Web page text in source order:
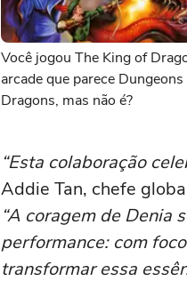
Você jogou The King of
arcade que parece
Dragons, mas não é?
“Esta colaboração
Addie Tan, chefe
“A coragem de Denia
performance: com
transformar essa